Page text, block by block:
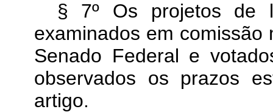
§ 7º Os projetos de
examinados em
Senado Federal e
observados os prazos
artigo.